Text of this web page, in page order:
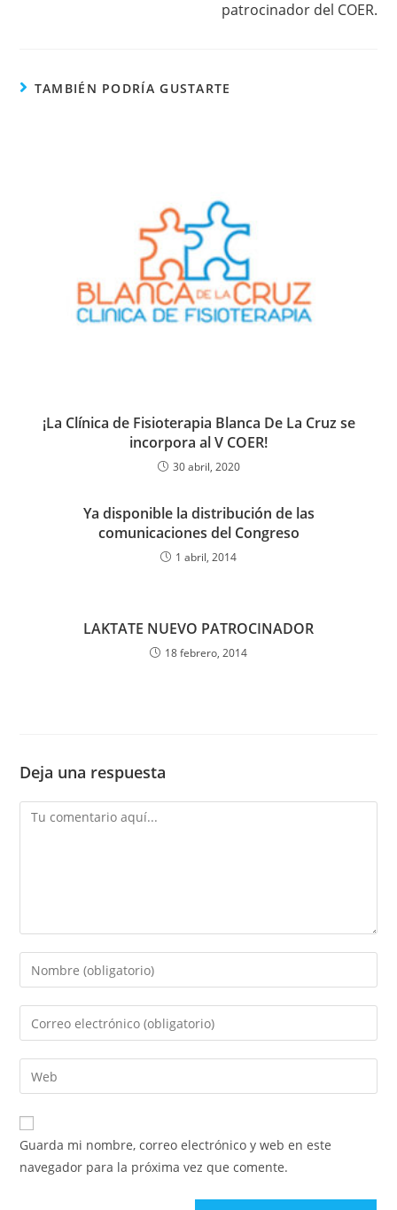
patrocinador del COER.
TAMBIÉN PODRÍA GUSTARTE
¡La Clínica de Fisioterapia Blanca De La Cruz se
incorpora al V COER!
30 abril, 2020
Ya disponible la distribución de las
comunicaciones del Congreso
1 abril, 2014
LAKTATE NUEVO PATROCINADOR
18 febrero, 2014
Deja una respuesta
Guarda mi nombre, correo electrónico y web en este
navegador para la próxima vez que comente.